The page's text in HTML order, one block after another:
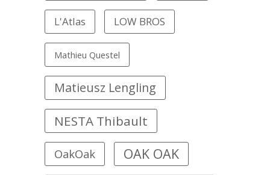
L'Atlas LOW BROS
Mathieu Questel
Matieusz Lengling
NESTA Thibault
OakOak OAK OAK